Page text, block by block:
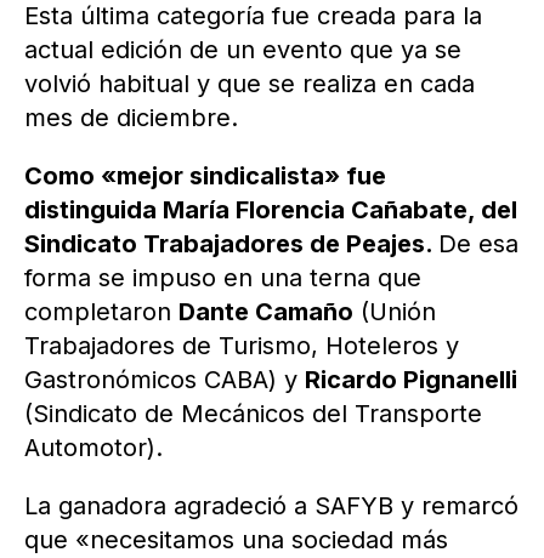
Esta última categoría fue creada para la
actual edición de un evento que ya se
volvió habitual y que se realiza en cada
mes de diciembre.
Como «mejor sindicalista» fue
distinguida María Florencia Cañabate, del
Sindicato Trabajadores de Peajes. De esa
forma se impuso en una terna que
completaron Dante Camaño (Unión
Trabajadores de Turismo, Hoteleros y
Gastronómicos CABA) y Ricardo Pignanelli
(Sindicato de Mecánicos del Transporte
Automotor).
La ganadora agradeció a SAFYB y remarcó
que «necesitamos una sociedad más